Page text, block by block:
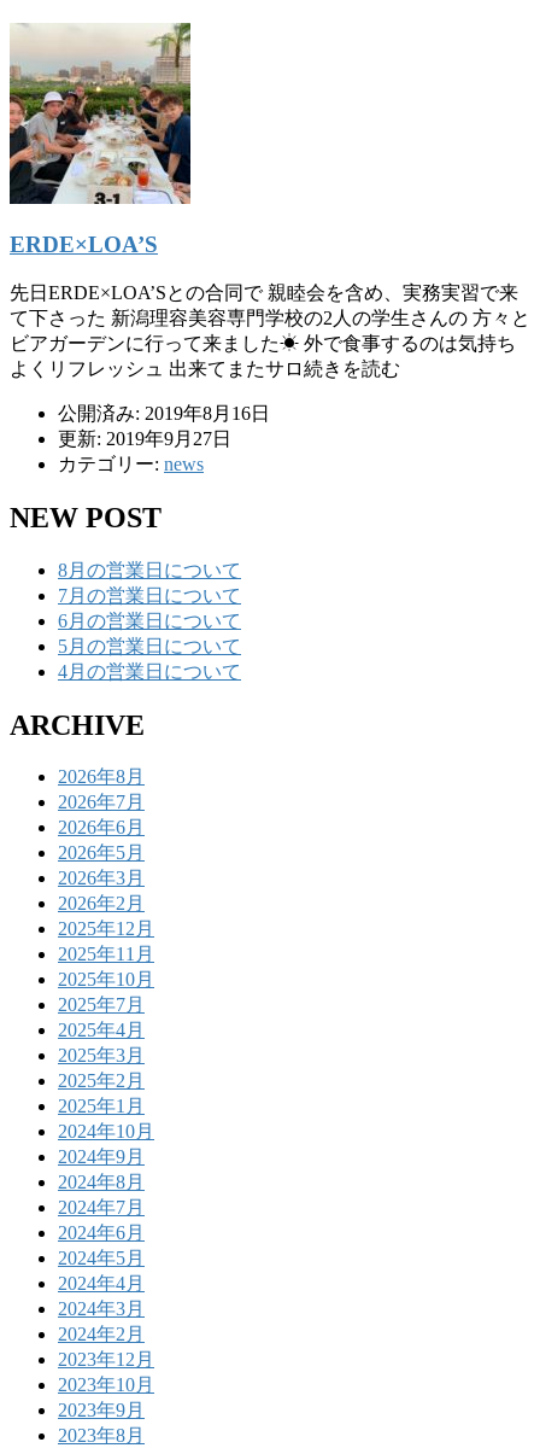
ERDE×LOA’S
先日ERDE×LOA’Sとの合同で 親睦会を含め、実務実習で来
て下さった 新潟理容美容専門学校の2人の学生さんの 方々と
ビアガーデンに行って来ました☀︎ 外で食事するのは気持ち
よくリフレッシュ 出来てまたサロ続きを読む
公開済み: 2019年8月16日
更新: 2019年9月27日
カテゴリー: news
NEW POST
8月の営業日について
7月の営業日について
6月の営業日について
5月の営業日について
4月の営業日について
ARCHIVE
2026年8月
2026年7月
2026年6月
2026年5月
2026年3月
2026年2月
2025年12月
2025年11月
2025年10月
2025年7月
2025年4月
2025年3月
2025年2月
2025年1月
2024年10月
2024年9月
2024年8月
2024年7月
2024年6月
2024年5月
2024年4月
2024年3月
2024年2月
2023年12月
2023年10月
2023年9月
2023年8月